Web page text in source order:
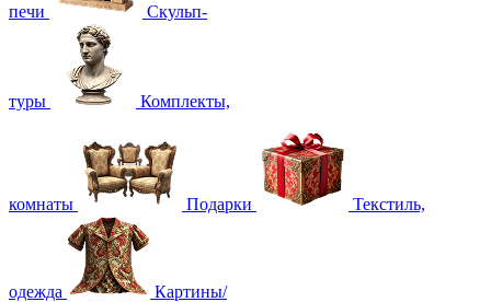
печи Скульп-
туры Комплекты,
комнаты Подарки Текстиль,
одежда Картины/